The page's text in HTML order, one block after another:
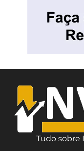
Tudo sobre